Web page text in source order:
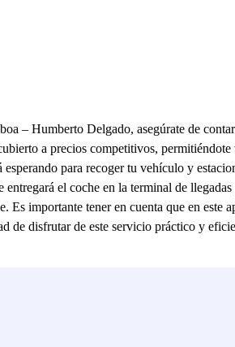
– Humberto Delgado, asegúrate de
a precios competitivos,
para recoger tu vehículo y
el coche en la terminal de
Es importante tener en cuenta que en
de disfrutar de este servicio práctico y